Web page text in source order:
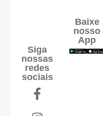
Siga
nossas
redes
sociais
Baixe
nosso
App